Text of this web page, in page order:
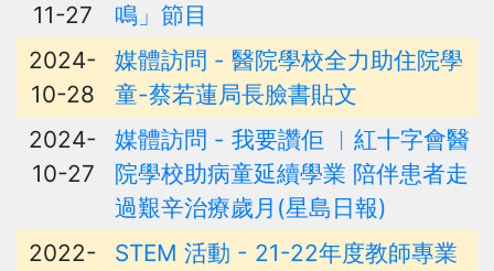
11-27
鳴」節目
2024-
10-28
媒體訪問 - 醫院學校全力助住院學
童-蔡若蓮局長臉書貼文
2024-
10-27
媒體訪問 - 我要讚佢 ︳紅十字會醫
院學校助病童延續學業 陪伴患者走
過艱辛治療歲月(星島日報)
2022-
STEM 活動 - 21-22年度教師專業